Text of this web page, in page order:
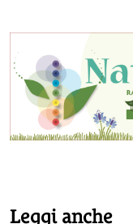
Leggi anche